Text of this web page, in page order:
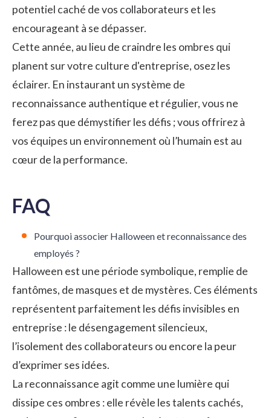
potentiel caché de vos collaborateurs et les
encourageant à se dépasser.
Cette année, au lieu de craindre les ombres qui
planent sur votre culture d'entreprise, osez les
éclairer. En instaurant un système de
reconnaissance authentique et régulier, vous ne
ferez pas que démystifier les défis ; vous offrirez à
vos équipes un environnement où l’humain est au
cœur de la performance.
FAQ
Pourquoi associer Halloween et reconnaissance des
employés ?
Halloween est une période symbolique, remplie de
fantômes, de masques et de mystères. Ces éléments
représentent parfaitement les défis invisibles en
entreprise : le désengagement silencieux,
l’isolement des collaborateurs ou encore la peur
d’exprimer ses idées.
La reconnaissance agit comme une lumière qui
dissipe ces ombres : elle révèle les talents cachés,